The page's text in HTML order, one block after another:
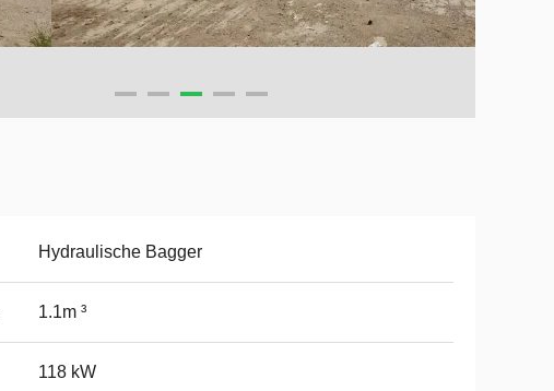
Hydraulische Bagger
1.1m ³
118 kW